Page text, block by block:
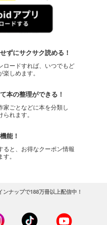
ずにサクサク読める！
ロードすれば、いつでもど
楽しめます。
本の整理ができる！
家ごとなどに本を分類し
れます。
能！
ると、お得なクーポン情報
。
ナップで188万冊以上配信中！